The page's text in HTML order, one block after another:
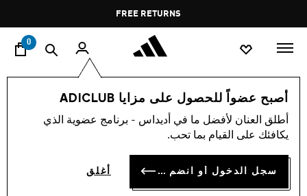
Pause
promotion
rotation
FREE RETURNS
0
أصبح عضواً للحصول على مزايا ADICLUB
أطلق العنان لأفضل ما في أديداس - برنامج عضوية الذي
يكافئك على القيام بما تحب.
سجل الدخول أو انضم الآن أغلق
الأطفال أحذية
حذاء للأطفال LIGHTBLAZE
KD 26.25